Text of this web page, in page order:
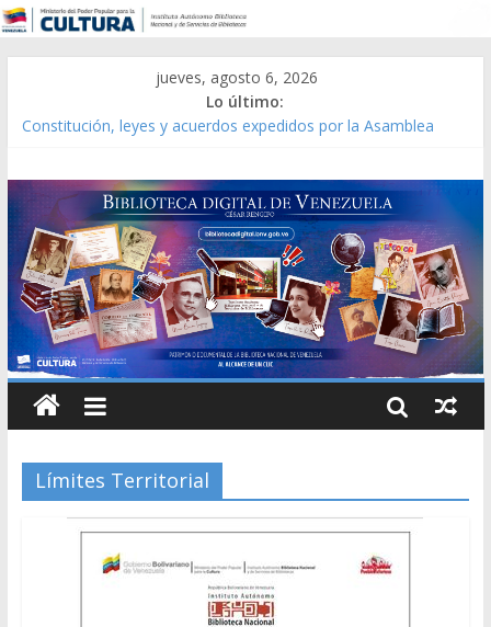
jueves, agosto 6, 2026
Lo último:
Constitución, leyes y acuerdos expedidos por la Asamblea
Modesta Bor Sánchez [material gráfico]
Gaceta Oficial de la República de Venezuela año CXXXIII Mes V,
Caracas 09 de marzo de 2006 N° 38.394
Catálogo temático de obras de Modesta Bor
Límites Territorial